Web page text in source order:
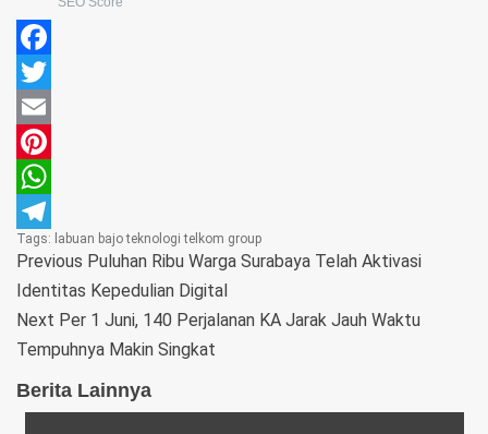
Facebook
Twitter
Email
Pinterest
WhatsApp
Telegram
Tags: labuan bajo teknologi telkom group
Previous Puluhan Ribu Warga Surabaya Telah Aktivasi
Identitas Kepedulian Digital
Next Per 1 Juni, 140 Perjalanan KA Jarak Jauh Waktu
Tempuhnya Makin Singkat
Berita Lainnya